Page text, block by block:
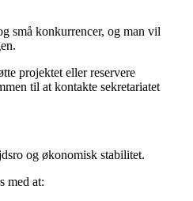
små konkurrencer, og man vil
projektet eller reservere
til at kontakte sekretariatet
og økonomisk stabilitet.
med at: